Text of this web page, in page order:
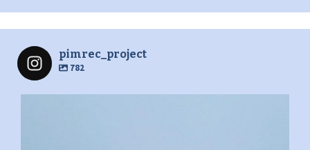
pimrec_project
782